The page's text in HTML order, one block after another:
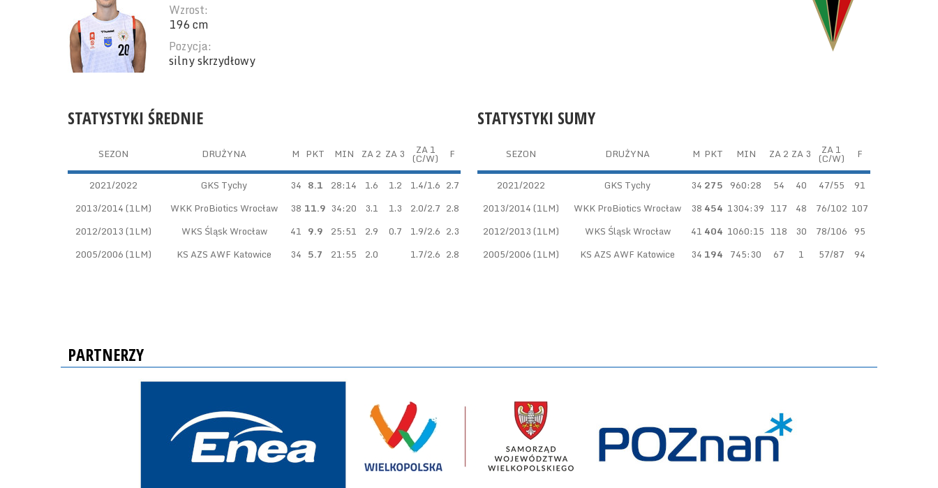
Wzrost:
196 cm
Pozycja:
silny skrzydłowy
STATYSTYKI SUMY
SEZON DRUŻYNA M PKT MIN ZA 2 ZA 3 ZA 1
(C/W) F
2021/2022 GKS Tychy 34 275 960:28 54 40 47/55
91
2013/2014 (1LM)
WKK ProBiotics Wrocław 38 454 1304:39 117 48 76/102 107
2012/2013 (1LM)
WKS Śląsk Wrocław 41 404 1060:15 118 30 78/106 95
2005/2006 (1LM)
KS AZS AWF Katowice 34 194 745:30 67 1 57/87 94
STATYSTYKI ŚREDNIE
SEZON DRUŻYNA M PKT MIN ZA 2 ZA 3 ZA 1
(C/W) F
2021/2022 GKS Tychy 34 8.1 28:14 1.6 1.2 1.4/1.6 2.7
2013/2014 (1LM)
WKK ProBiotics Wrocław 38 11.9 34:20 3.1 1.3 2.0/2.7 2.8
2012/2013 (1LM)
WKS Śląsk Wrocław 41 9.9 25:51 2.9 0.7 1.9/2.6 2.3
2005/2006 (1LM)
KS AZS AWF Katowice 34 5.7 21:55 2.0 1.7/2.6 2.8
PARTNERZY